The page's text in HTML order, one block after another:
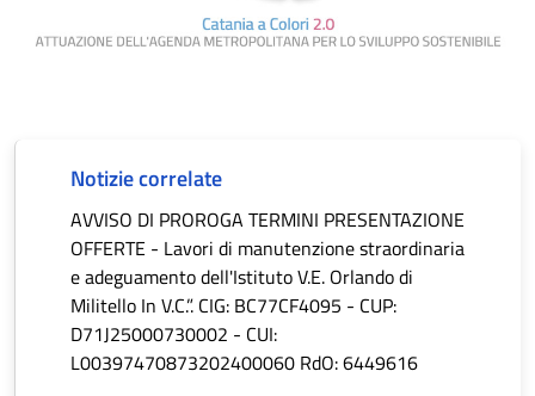
Notizie correlate
AVVISO DI PROROGA TERMINI PRESENTAZIONE
OFFERTE - Lavori di manutenzione straordinaria
e adeguamento dell'Istituto V.E. Orlando di
Militello In V.C.”. CIG: BC77CF4095 - CUP:
D71J25000730002 - CUI:
L00397470873202400060 RdO: 6449616